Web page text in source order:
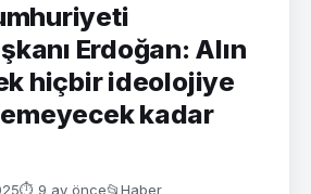
Erdoğan: Alın
hiçbir ideolojiye
kadar
⏱ 9 ay önce📂Haber